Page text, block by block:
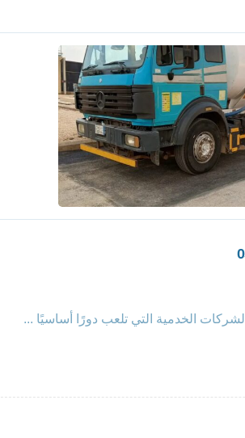
الخدمية التي تلعب دورًا أساسيًا ...